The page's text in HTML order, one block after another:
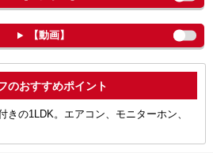
【動画】
ポイント
きの1LDK。エアコン、モニターホン、